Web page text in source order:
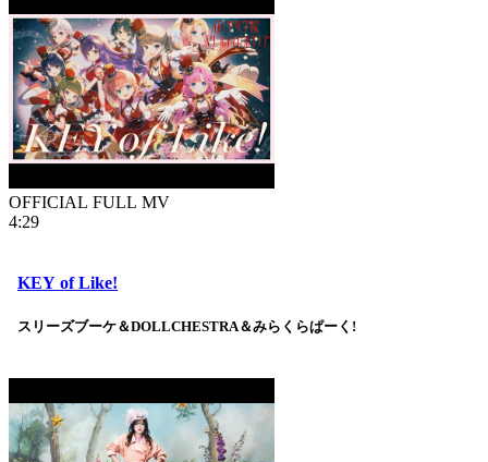
OFFICIAL FULL MV
4:29
KEY of Like!
スリーズブーケ＆DOLLCHESTRA＆みらくらぱーく!